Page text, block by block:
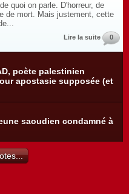
quoi on parle. D'horreur, de
de mort. Mais justement, cette
Lire la suite 0
poète palestinien
apostasie supposée (et
saoudien condamné à